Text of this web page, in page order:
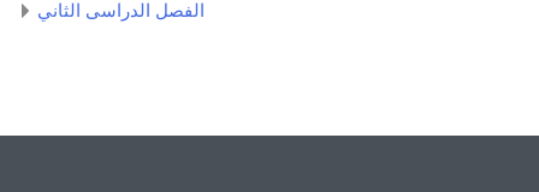
الفصل الدراسى الثاني